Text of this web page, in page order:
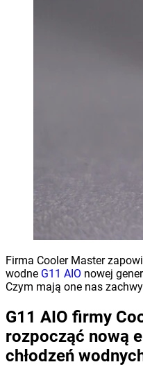
Firma Cooler Master
wodne G11 AIO nowej
Czym mają one nas
G11 AIO firmy
rozpocząć nową
chłodzeń